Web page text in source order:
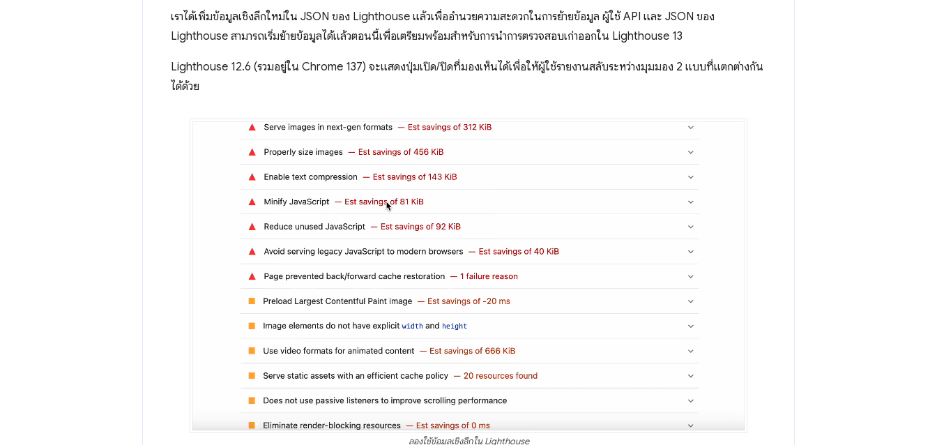
เราได้เพิ่มข้อมูลเชิงลึกใหม่ใน JSON ของ Lighthouse แล้วเพื่ออำนวยความสะดวกในการย้ายข้อมูล ผู้ใช้ API และ JSON ของ
Lighthouse สามารถเริ่มย้ายข้อมูลได้แล้วตอนนี้เพื่อเตรียมพร้อมสำหรับการนำการตรวจสอบเก่าออกใน Lighthouse 13
Lighthouse 12.6 (รวมอยู่ใน Chrome 137) จะแสดงปุ่มเปิด/ปิดที่มองเห็นได้เพื่อให้ผู้ใช้รายงานสลับระหว่างมุมมอง 2 แบบที่แตกต่างกัน
ได้ด้วย
ลองใช้ข้อมูลเชิงลึกใน Lighthouse